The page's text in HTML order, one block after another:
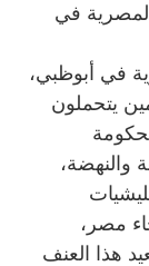
المصرية في
في أبوظبي،
يتحملون
والنهضة،
مصر،
هذا العنف